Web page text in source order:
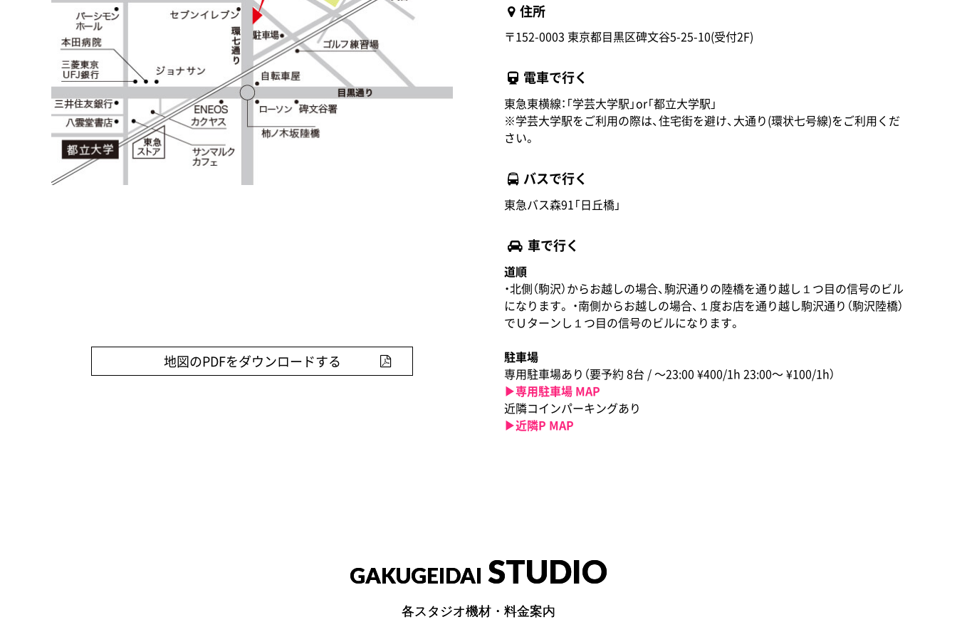
地図のPDFをダウンロードする
住所
〒152-0003 東京都目黒区碑文谷5-25-10(受付2F)
電車で行く
東急東横線：「学芸大学駅」or「都立大学駅」
※学芸大学駅をご利用の際は、住宅街を避け、大通り(環状七号線)をご利用くだ
さい。
バスで行く
東急バス森91「日丘橋」
車で行く
道順
・北側（駒沢）からお越しの場合、駒沢通りの陸橋を通り越し１つ目の信号のビル
になります。 ・南側からお越しの場合、１度お店を通り越し駒沢通り（駒沢陸橋）
でＵターンし１つ目の信号のビルになります。
駐車場
専用駐車場あり（要予約 8台 / 〜23:00 ¥400/1h 23:00〜 ¥100/1h）
▶︎専用駐車場 MAP
近隣コインパーキングあり
▶︎近隣P MAP
GAKUGEIDAI STUDIO
各スタジオ機材・料金案内